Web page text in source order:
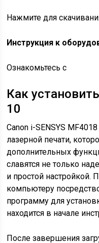
Нажмите для
Инструкция к
Ознакомьтесь с
Как
10
Canon i-SENSYS
лазерной печати,
дополнительных
славятся не только
и простой настройкой.
компьютеру
программу для
находится в начале
После завершения